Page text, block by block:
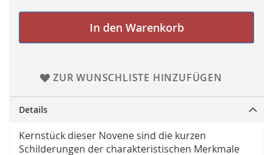
In den Warenkorb
ZUR WUNSCHLISTE HINZUFÜGEN
Details
Kernstück dieser Novene sind die kurzen
Schilderungen der charakteristischen Merkmale